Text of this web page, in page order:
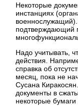
Некоторые
инстанциях
военнослужащий).
подтверждающий
Надо учитывать,
действия.
справка об
месяц, пока не
Сусана
документы в
некоторые бумаги